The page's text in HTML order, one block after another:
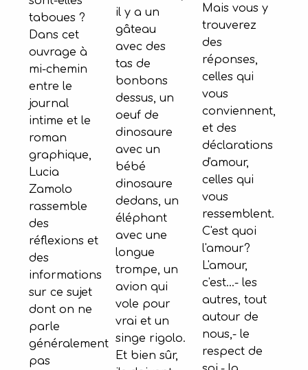
taboues ?
Dans cet
ouvrage à
mi-chemin
entre le
journal
intime et le
roman
graphique,
Lucia
Zamolo
rassemble
des
réflexions et
des
informations
sur ce sujet
dont on ne
parle
généralement
pas
il y a un
gâteau
avec des
tas de
bonbons
dessus, un
oeuf de
dinosaure
avec un
bébé
dinosaure
dedans, un
éléphant
avec une
longue
trompe, un
avion qui
vole pour
vrai et un
singe rigolo.
Et bien sûr,
Mais vous y
trouverez
des
réponses,
celles qui
vous
conviennent,
et des
déclarations
d'amour,
celles qui
vous
ressemblent.
C'est quoi
l'amour?
L'amour,
c'est...- les
autres, tout
autour de
nous,- le
respect de